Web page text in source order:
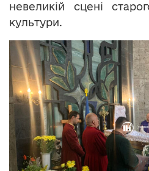
невеликій сцені
культури.